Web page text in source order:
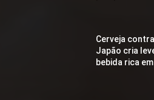
Cerveja
Japão cria
bebida rica